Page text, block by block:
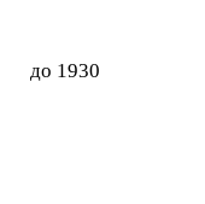
до 1930